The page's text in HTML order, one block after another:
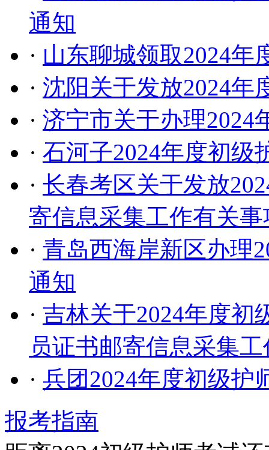
通知
· 山东聊城领取2024年
· 沈阳关于发放2024年
· 济宁市关于办理2024
· 石河子2024年度初级
· 长春考区关于发放
寄信息采集工作有关
· 青岛西海岸新区办理
通知
· 吉林关于2024年度初
员证书邮寄信息采集
· 兵团2024年度初级护
报考指南